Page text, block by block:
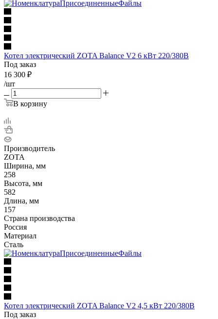
Котел электрический ZOTA Balance V2 6 кВт 220/380В
Под заказ
16 300 ₽
/шт
В корзину
Производитель
ZOTA
Ширина, мм
258
Высота, мм
582
Длина, мм
157
Страна производства
Россия
Материал
Сталь
Котел электрический ZOTA Balance V2 4,5 кВт 220/380В
Под заказ